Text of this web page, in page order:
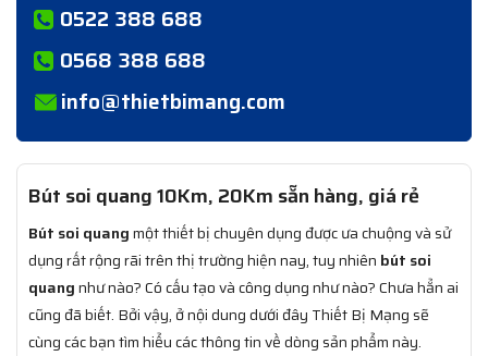
0522 388 688
0568 388 688
info@thietbimang.com
Bút soi quang 10Km, 20Km sẵn hàng, giá rẻ
Bút soi quangmột thiết bị chuyên dụng được ưa chuộng và sử
dụng rất rộng rãi trên thị trường hiện nay, tuy nhiên bút soi
quangnhư nào? Có cấu tạo và công dụng như nào? Chưa hẳn ai
cũng đã biết. Bởi vậy, ở nội dung dưới đây Thiết Bị Mạng sẽ
cùng các bạn tìm hiểu các thông tin về dòng sản phẩm này.